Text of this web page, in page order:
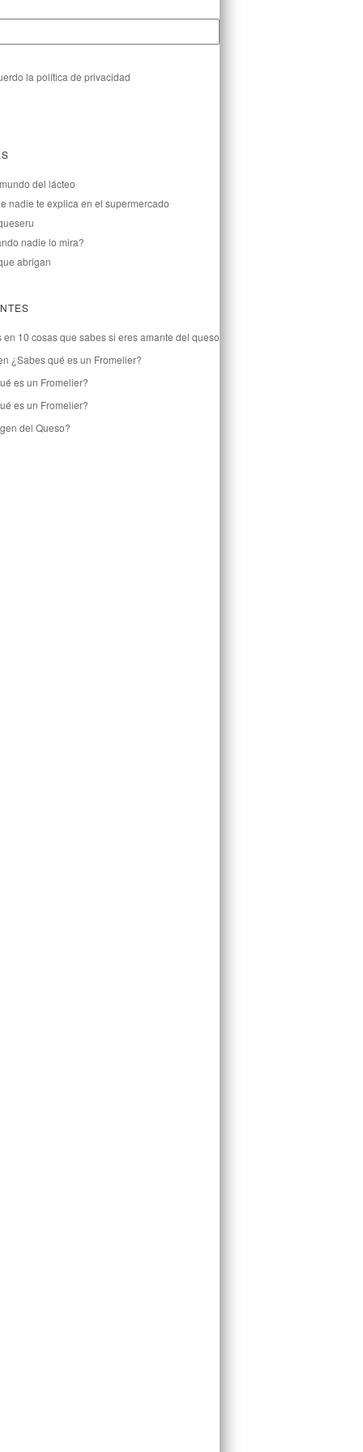
la política de privacidad
del lácteo
nadie te explica en el supermercado
nadie lo mira?
abrigan
en 10 cosas que sabes si eres amante del queso
¿Sabes qué es un Fromelier?
es un Fromelier?
es un Fromelier?
del Queso?